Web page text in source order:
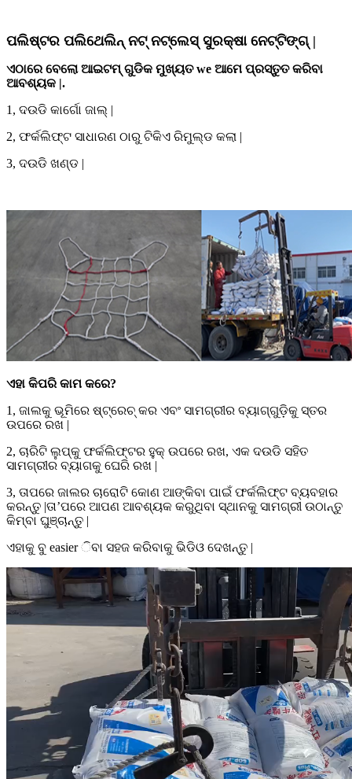
ପଲିଷ୍ଟର ପଲିଥେଲିନ୍ ନଟ୍ ନଟ୍ଲେସ୍ ସୁରକ୍ଷା ନେଟ୍ଟିଙ୍ଗ୍ |
ଏଠାରେ ବେଲୋ ଆଇଟମ୍ ଗୁଡିକ ମୁଖ୍ୟତ we ଆମେ ପ୍ରସ୍ତୁତ କରିବା
ଆବଶ୍ୟକ |.
1, ଦଉଡି କାର୍ଗୋ ଜାଲ୍ |
2, ଫର୍କଲିଫ୍ଟ ସାଧାରଣ ଠାରୁ ଟିକିଏ ରିମୁଲ୍ଡ କଲା |
3, ଦଉଡି ଖଣ୍ଡ |
ଏହା କିପରି କାମ କରେ?
1, ଜାଲକୁ ଭୂମିରେ ଷ୍ଟ୍ରେଚ୍ କର ଏବଂ ସାମଗ୍ରୀର ବ୍ୟାଗ୍ଗୁଡ଼ିକୁ ସ୍ତର
ଉପରେ ରଖ |
2, ଚାରିଟି ଲୁପ୍କୁ ଫର୍କଲିଫ୍ଟର ହୁକ୍ ଉପରେ ରଖ, ଏକ ଦଉଡି ସହିତ
ସାମଗ୍ରୀର ବ୍ୟାଗକୁ ଘେରି ରଖ |
3, ତାପରେ ଜାଲର ଚାରୋଟି କୋଣ ଆଙ୍କିବା ପାଇଁ ଫର୍କଲିଫ୍ଟ ବ୍ୟବହାର
କରନ୍ତୁ |ତା’ପରେ ଆପଣ ଆବଶ୍ୟକ କରୁଥିବା ସ୍ଥାନକୁ ସାମଗ୍ରୀ ଉଠାନ୍ତୁ
କିମ୍ବା ଘୁଞ୍ଚାନ୍ତୁ |
ଏହାକୁ ବୁ easier ିବା ସହଜ କରିବାକୁ ଭିଡିଓ ଦେଖନ୍ତୁ |